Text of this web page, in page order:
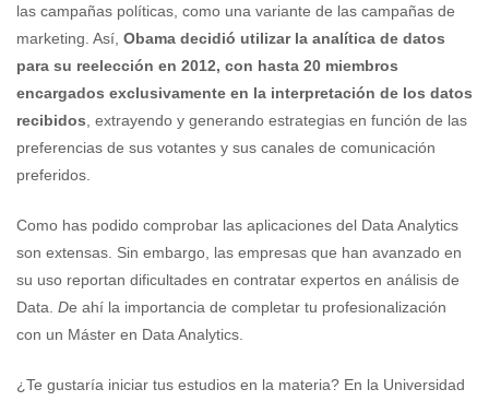
las campañas políticas, como una variante de las campañas de
marketing. Así, Obama decidió utilizar la analítica de datos
para su reelección en 2012, con hasta 20 miembros
encargados exclusivamente en la interpretación de los datos
recibidos , extrayendo y generando estrategias en función de las
preferencias de sus votantes y sus canales de comunicación
preferidos.
Como has podido comprobar las aplicaciones del Data Analytics
son extensas. Sin embargo, las empresas que han avanzado en
su uso reportan dificultades en contratar expertos en análisis de
Data. De ahí la importancia de completar tu profesionalización
con un Máster en Data Analytics.
¿Te gustaría iniciar tus estudios en la materia? En la Universidad